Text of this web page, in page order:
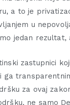
a to je
u
jedan
zastupnici
za ovaj
ne samo